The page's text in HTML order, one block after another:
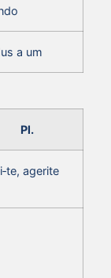
a um
Pl.
agerite